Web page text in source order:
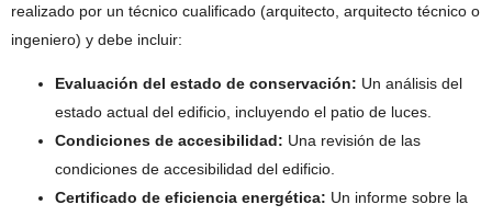
realizado por un técnico cualificado (arquitecto, arquitecto técnico o
ingeniero) y debe incluir:
Evaluación del estado de conservación: Un análisis del
estado actual del edificio, incluyendo el patio de luces.
Condiciones de accesibilidad: Una revisión de las
condiciones de accesibilidad del edificio.
Certificado de eficiencia energética: Un informe sobre la